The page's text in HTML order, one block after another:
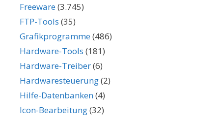
Freeware(3.745)
FTP-Tools (35)
Grafikprogramme(486)
Hardware-Tools (181)
Hardware-Treiber(6)
Hardwaresteuerung(2)
Hilfe-Datenbanken(4)
Icon-Bearbeitung(32)